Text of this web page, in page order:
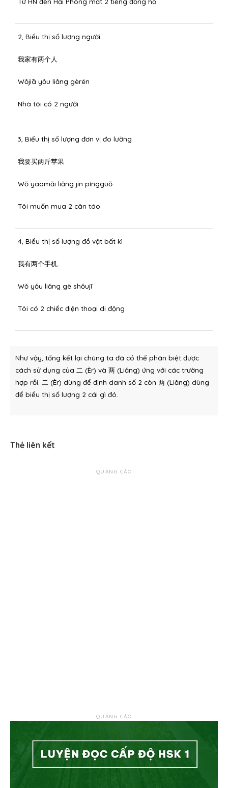
2, Biểu thị số lượng người
我家有两个人
Wǒjiā yǒu liǎng gèrén
Nhà tôi có 2 người
3, Biểu thị số lượng đơn vị đo lường
我要买两斤苹果
Wǒ yāomǎi liǎng jīn píngguǒ
Tôi muốn mua 2 cân táo
4, Biểu thị số lượng đồ vật bất kì
我有两个手机
Wǒ yǒu liǎng gè shǒujī
Tôi có 2 chiếc điện thoại di động
Như vậy, tổng kết lại chúng ta đã có thể phân biệt được
cách sử dụng của 二 (Èr) và 两 (Liǎng) ứng với các trường
hợp rồi. 二 (Èr) dùng để định danh số 2 còn 两 (Liǎng) dùng
để biểu thị số lượng 2 cái gì đó.
Thẻ liên kết
QUẢNG CÁO
QUẢNG CÁO